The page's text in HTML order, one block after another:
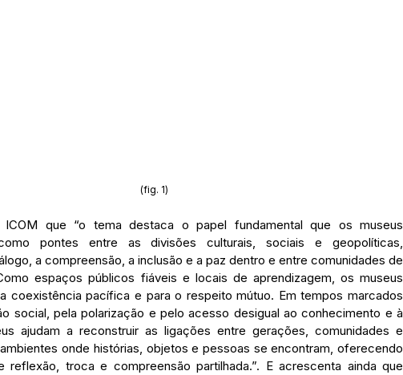
(fig. 1)
ICOM que “o
tema destaca o papel fundamental que os museus
pontes entre as divisões culturais, sociais e geopolíticas,
a compreensão, a inclusão e a paz dentro e entre comunidades de
espaços públicos fiáveis ​​e locais de aprendizagem, os museus
coexistência pacífica e para o respeito mútuo. Em tempos marcados
social, pela polarização e pelo acesso desigual ao conhecimento e à
ajudam a reconstruir as ligações entre gerações, comunidades e
onde histórias, objetos e pessoas se encontram, oferecendo
reflexão, troca e compreensão partilhada.”. E acrescenta ainda que